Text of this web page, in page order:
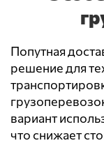
Попутная
решение для
вариант
что снижает